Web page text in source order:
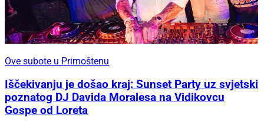
Ove subote u Primoštenu
Iščekivanju je došao kraj: Sunset Party uz svjetski
poznatog DJ Davida Moralesa na Vidikovcu
Gospe od Loreta